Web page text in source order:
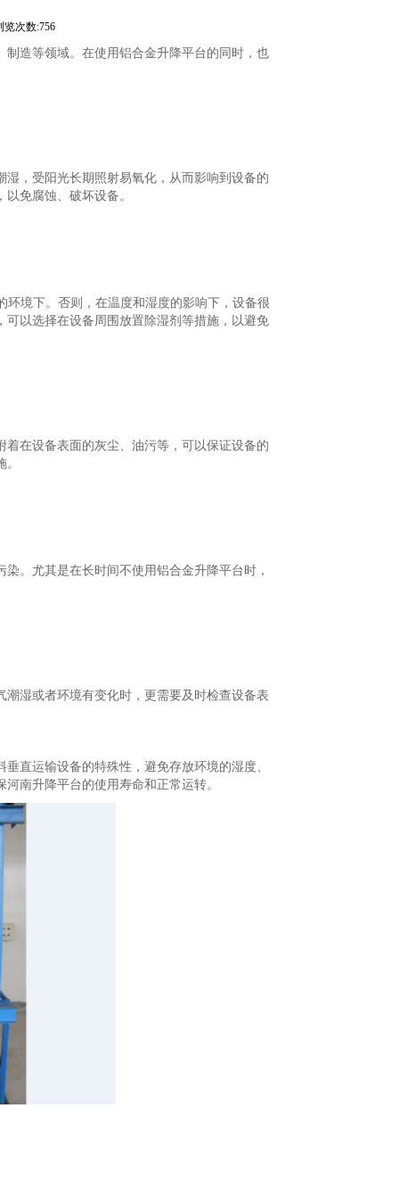
览次数:756
造等领域。在使用铝合金升降平台的同时，也
，受阳光长期照射易氧化，从而影响到设备的
免腐蚀、破坏设备。
境下。否则，在温度和湿度的影响下，设备很
以选择在设备周围放置除湿剂等措施，以避免
在设备表面的灰尘、油污等，可以保证设备的
。尤其是在长时间不使用铝合金升降平台时，
湿或者环境有变化时，更需要及时检查设备表
直运输设备的特殊性，避免存放环境的湿度、
南升降平台的使用寿命和正常运转。